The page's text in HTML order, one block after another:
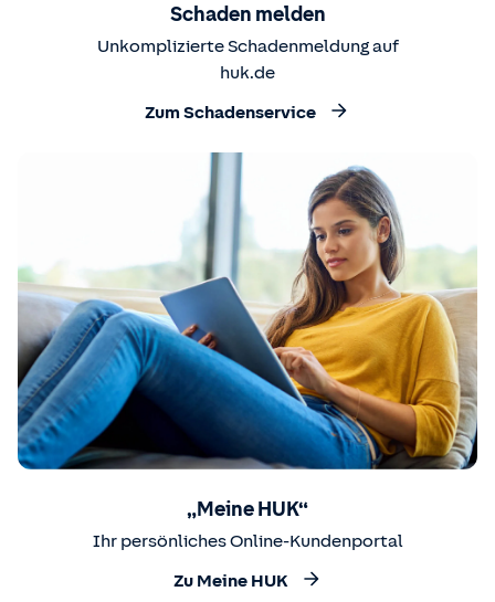
Schaden melden
Unkomplizierte Schadenmeldung auf
huk.de
Zum Schadenservice
„Meine HUK“
Ihr persönliches Online-Kundenportal
Zu Meine HUK